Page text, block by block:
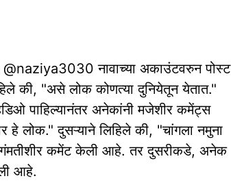
@naziya3030 नावाच्या अकाउंटवरुन पोस्ट
की, "असे लोक कोणत्या दुनियेतून येतात."
पाहिल्यानंतर अनेकांनी मजेशीर कमेंट्स
लोक." दुसऱ्याने लिहिले की, "चांगला नमुना
कमेंट केली आहे. तर दुसरीकडे, अनेक
आहे.